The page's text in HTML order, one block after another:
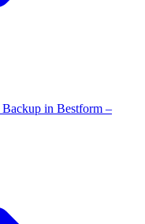
Backup in Bestform –